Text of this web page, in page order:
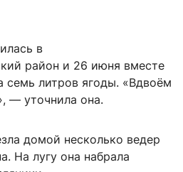
в
район и 26 июня вместе
семь литров ягоды. «Вдвоём
— уточнила она.
домой несколько ведер
На лугу она набрала